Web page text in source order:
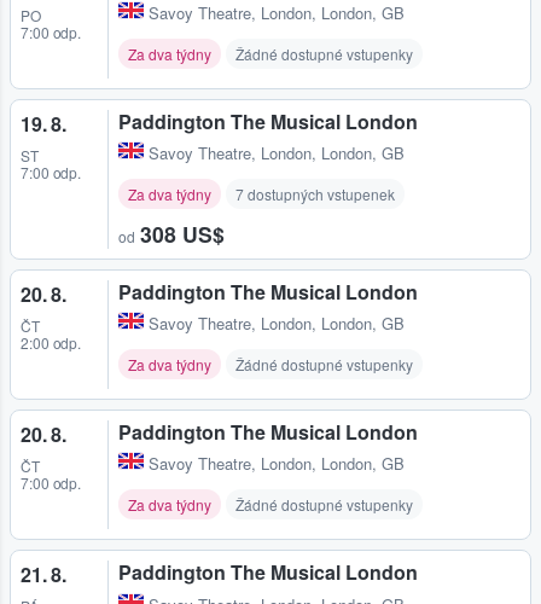
PO
7:00 odp.
Savoy Theatre, London, London, GB
Za dva týdny Žádné dostupné vstupenky
19. 8.
ST
7:00 odp.
Paddington The Musical London
Savoy Theatre, London, London, GB
Za dva týdny 7 dostupných vstupenek
od 308 US$
20. 8.
ČT
2:00 odp.
Paddington The Musical London
Savoy Theatre, London, London, GB
Za dva týdny Žádné dostupné vstupenky
20. 8.
ČT
7:00 odp.
Paddington The Musical London
Savoy Theatre, London, London, GB
Za dva týdny Žádné dostupné vstupenky
21. 8. Paddington The Musical London